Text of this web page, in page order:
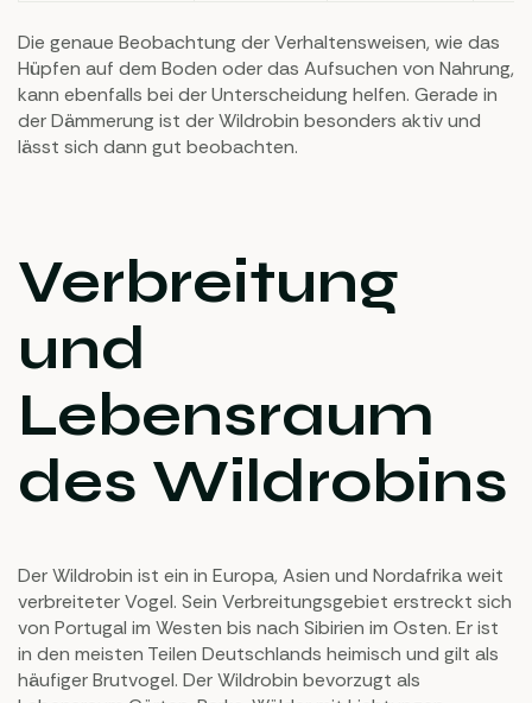
Die genaue Beobachtung der Verhaltensweisen, wie das
Hüpfen auf dem Boden oder das Aufsuchen von Nahrung,
kann ebenfalls bei der Unterscheidung helfen. Gerade in
der Dämmerung ist der Wildrobin besonders aktiv und
lässt sich dann gut beobachten.
Verbreitung
und
Lebensraum
des Wildrobins
Der Wildrobin ist ein in Europa, Asien und Nordafrika weit
verbreiteter Vogel. Sein Verbreitungsgebiet erstreckt sich
von Portugal im Westen bis nach Sibirien im Osten. Er ist
in den meisten Teilen Deutschlands heimisch und gilt als
häufiger Brutvogel. Der Wildrobin bevorzugt als